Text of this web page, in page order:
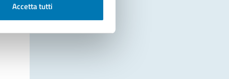
Accetta tutti